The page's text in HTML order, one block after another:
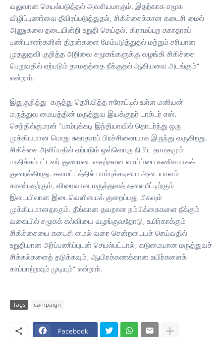
வலுவான செயல்படுத்தல் அவசியமாகும். இதற்காக சமூக
விழிப்புணர்வை தீவிரப்படுத்துதல், சிகிச்சைக்கான கடைசி மைல்
அணுகலை தடையின்றி உறுதி செய்தல், கிராமப்புற சுகாதாரப்
பணியாளர்களின் திறன்களை மேம்படுத்துதல் மற்றும் சரியான
முதலுதவி குறித்த அறிவை சமூகங்களுக்கு வழங்கி சிகிச்சை
பெறுவதில் ஏற்படும் தாமதத்தை நீக்குதல் ஆகியவை அடங்கும்”
என்றார்.
இதுகுறித்து கருத்து தெரிவித்த ஈரோட்டில் உள்ள மனியன்
மருத்துவ மையத்தின் மருத்துவ இயக்குநர் டாக்டர் எஸ்.
செந்தில்குமரன் “பாம்புக்கடி இந்தியாவில் தொடர்ந்து ஒரு
முக்கியமான பொது சுகாதாரப் பிரச்சினையாக இருந்து வருகிறது.
சிகிச்சை அளிப்பதில் ஏற்படும் ஒவ்வொரு நிமிட தாமதமும்
பாதிக்கப்பட்டவர் குணமடைவதற்கான வாய்ப்பை கணிசமாகக்
குறைக்கிறது. களமட்டத்தில் பாம்புக்கடியை அடையாளம்
காண்பதற்கும், விரைவான மருத்துவத் தலையீட்டிற்கும்
இடையிலான இடைவெளியைக் குறைப்பது மிகவும்
முக்கியமானதாகும். தீங்கான தவறான நம்பிக்கைகளை நீக்கும்
வகையில் சமூகக் கல்வியை வழங்குவதோடு, உயிர்காக்கும்
சிகிச்சையை கடைசி மைல் வரை சென்றடையச் செய்வதில்
உறுதியான அர்ப்பணிப்புடன் செயல்பட்டால், கடுமையான மருத்துவச்
சிக்கல்களைத் தடுக்கவும், ஆயிரக்கணக்கான உயிர்களைக்
காப்பாற்றவும் முடியும்” என்றார்.
Tags campaign
Facebook